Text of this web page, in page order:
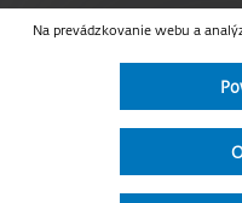
Na prevádzkovanie webu a